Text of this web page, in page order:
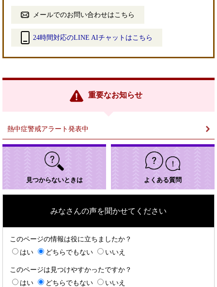
メールでのお問い合わせはこちら
24時間対応のLINE AIチャットはこちら
リ
重要なお知らせ
熱中症警戒アラート発表中
見つからないときは よくある質問
みなさんの声を聞かせてください
このページの情報は役に立ちましたか？
はい
どちらでもない いいえ
このページは見つけやすかったですか？
はい
どちらでもない いいえ